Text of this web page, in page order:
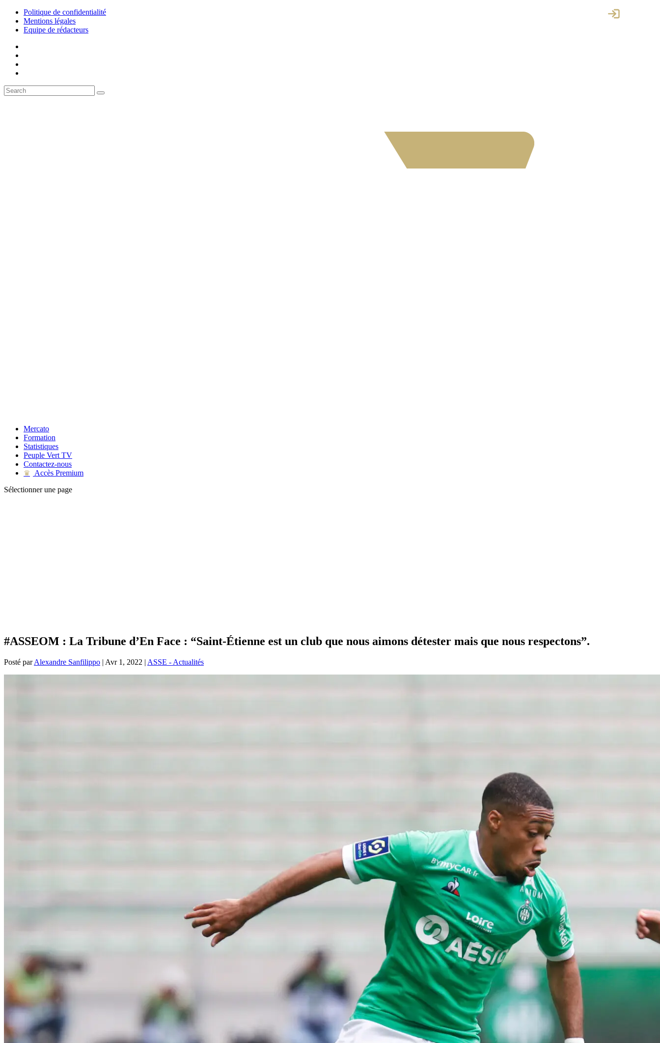
Politique de confidentialité
Mentions légales
Equipe de rédacteurs
Mercato
Formation
Statistiques
Peuple Vert TV
Contactez-nous
♛
Accès Premium
Sélectionner une page
#ASSEOM : La Tribune d’En Face : “Saint-Étienne est un club que nous aimons détester mais que nous respectons”.
Posté parAlexandre Sanfilippo | Avr 1, 2022 | ASSE - Actualités